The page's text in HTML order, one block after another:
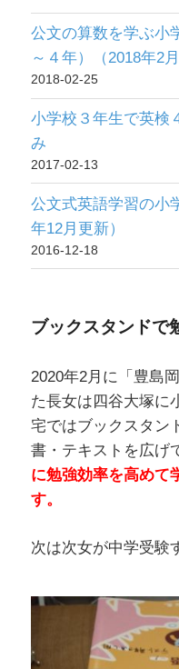
公文の算数を学ぶ小
～４年）（2018年2月
2018-02-25
小学校３年生で英検
み
2017-02-13
公文式英語学習の小
年12月更新）
2016-12-18
ブックスタンドで
2020年2月に「豊島
た長女は四谷大塚に
宅ではブックスタン
書・テキストを広げ
に勉強効率を高めて
す。
次は次女が中学受験